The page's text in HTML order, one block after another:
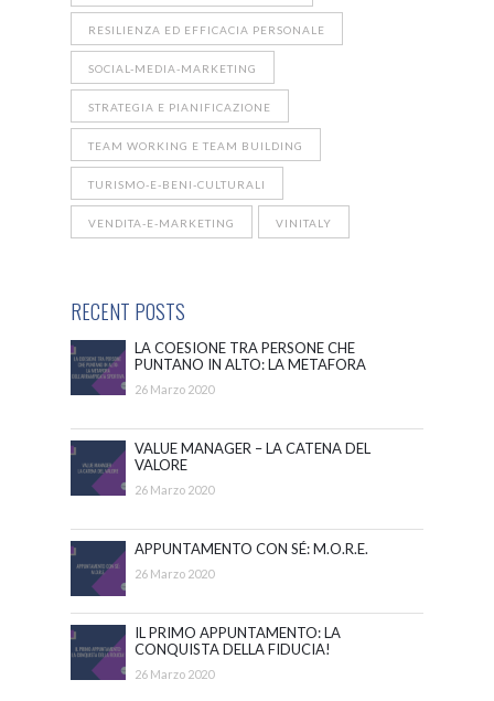
RESILIENZA ED EFFICACIA PERSONALE
SOCIAL-MEDIA-MARKETING
STRATEGIA E PIANIFICAZIONE
TEAM WORKING E TEAM BUILDING
TURISMO-E-BENI-CULTURALI
VENDITA-E-MARKETING VINITALY
RECENT POSTS
LA COESIONE TRA PERSONE CHE
PUNTANO IN ALTO: LA METAFORA
26 Marzo 2020
VALUE MANAGER – LA CATENA DEL
VALORE
26 Marzo 2020
APPUNTAMENTO CON SÉ: M.O.R.E.
26 Marzo 2020
IL PRIMO APPUNTAMENTO: LA
CONQUISTA DELLA FIDUCIA!
26 Marzo 2020